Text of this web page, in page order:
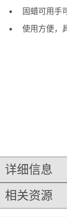
固蜡可用手
使用方便，
详细信息
相关资源